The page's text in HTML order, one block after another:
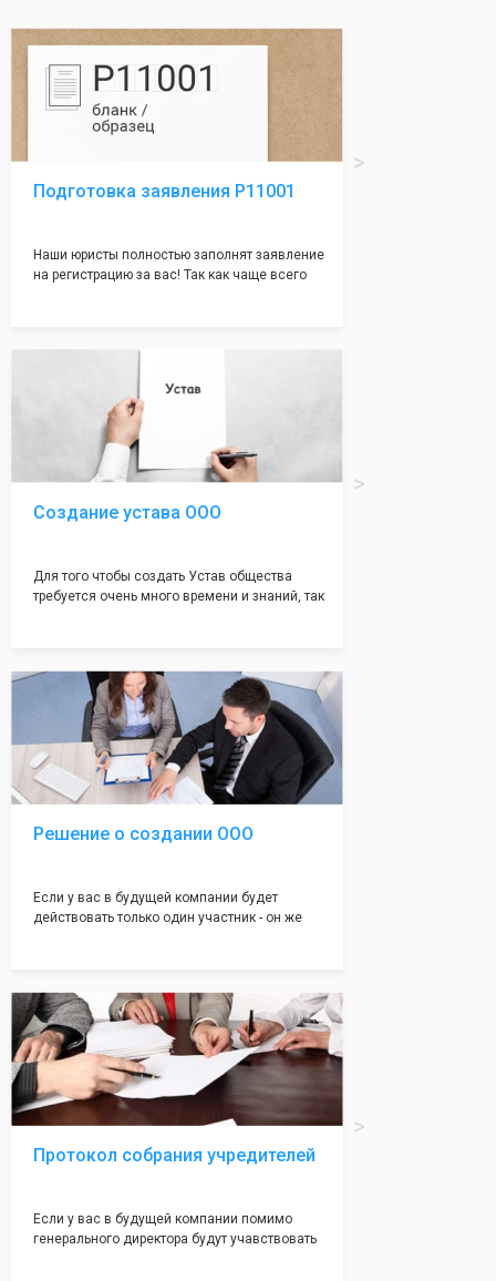
Подготовка заявления Р11001
Наши юристы полностью заполнят заявление
на регистрацию за вас! Так как чаще всего
большая часть отказов - наши юристы с
оформление самого сложного документа на
себя! Многолетний опыт работы наших
юристов позволяет оформлять заявление без
ошибок, тем самым гарантируя вам
успешную регистрацию в налоговой
Создание устава ООО
Для того чтобы создать Устав общества
требуется очень много времени и знаний, так
Наша компания предоставит вам свой
уникальный Устав Общества, который
подойдет для любой компании. Устав,
сделанный нашими профессиональными
юристами, успешно проходит регистрацию в
налоговой инспекции!
Решение о создании ООО
Если у вас в будущей компании будет
действовать только один участник - он же
грамотно составят данное заявление, а Вам
нужно будет только поставить подпись на
нём!
Протокол собрания учредителей
Если у вас в будущей компании помимо
генерального директора будут учавствовать